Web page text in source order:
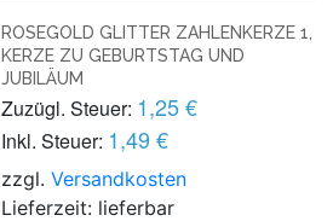
ROSEGOLD GLITTER ZAHLENKERZE 1,
KERZE ZU GEBURTSTAG UND
JUBILÄUM
Zuzügl. Steuer: 1,25 €
Inkl. Steuer: 1,49 €
zzgl.Versandkosten
Lieferzeit: lieferbar